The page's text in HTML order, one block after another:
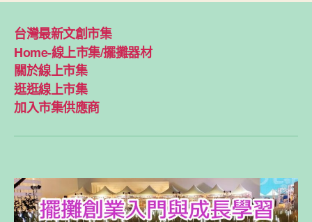
台灣最新文創市集
Home-線上市集/擺攤器材
關於線上市集
逛逛線上市集
加入市集供應商